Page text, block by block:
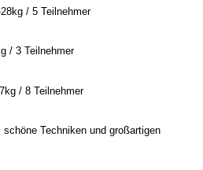
/ 5 Teilnehmer
/ 3 Teilnehmer
/ 8 Teilnehmer
Techniken und großartigen